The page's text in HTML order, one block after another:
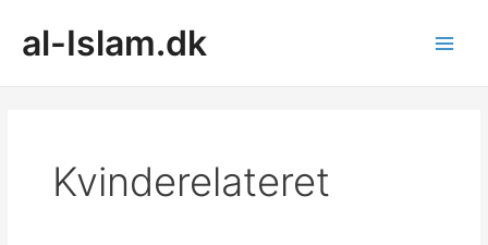
indholdet
al-Islam.dk
Kvinderelateret